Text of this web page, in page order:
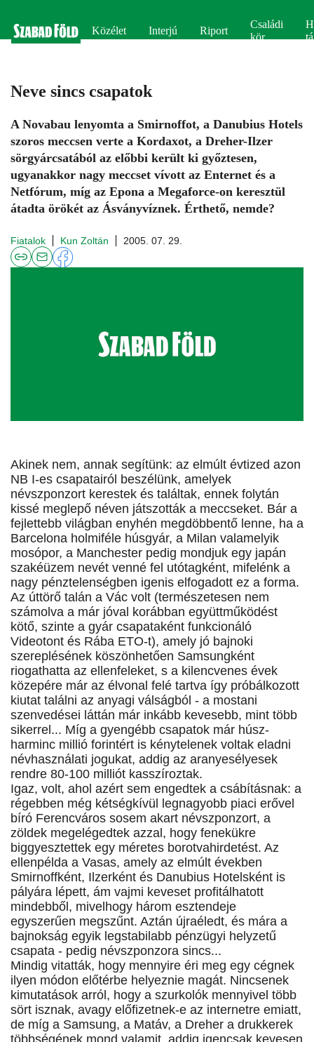
Közélet Interjú Riport
Családi
kör
Neve sincs csapatok
A Novabau lenyomta a Smirnoffot, a Danubius Hotels
szoros meccsen verte a Kordaxot, a Dreher-Ilzer
sörgyárcsatából az előbbi került ki győztesen,
ugyanakkor nagy meccset vívott az Enternet és a
Netfórum, míg az Epona a Megaforce-on keresztül
átadta örökét az Ásványvíznek. Érthető, nemde?
Fiatalok Kun Zoltán 2005. 07. 29.
Akinek nem, annak segítünk: az elmúlt évtized azon
NB I-es csapatairól beszélünk, amelyek
névszponzort kerestek és találtak, ennek folytán
kissé meglepő néven játszották a meccseket. Bár a
fejlettebb világban enyhén megdöbbentő lenne, ha a
Barcelona holmiféle húsgyár, a Milan valamelyik
mosópor, a Manchester pedig mondjuk egy japán
szakéüzem nevét venné fel utótagként, mifelénk a
nagy pénztelenségben igenis elfogadott ez a forma.
Az úttörő talán a Vác volt (természetesen nem
számolva a már jóval korábban együttműködést
kötő, szinte a gyár csapataként funkcionáló
Videotont és Rába ETO-t), amely jó bajnoki
szereplésének köszönhetően Samsungként
riogathatta az ellenfeleket, s a kilencvenes évek
közepére már az élvonal felé tartva így próbálkozott
kiutat találni az anyagi válságból - a mostani
szenvedései láttán már inkább kevesebb, mint több
sikerrel... Míg a gyengébb csapatok már húsz-
harminc millió forintért is kénytelenek voltak eladni
névhasználati jogukat, addig az aranyesélyesek
rendre 80-100 milliót kasszíroztak.
Igaz, volt, ahol azért sem engedtek a csábításnak: a
régebben még kétségkívül legnagyobb piaci erővel
bíró Ferencváros sosem akart névszponzort, a
zöldek megelégedtek azzal, hogy fenekükre
biggyesztettek egy méretes borotvahirdetést. Az
ellenpélda a Vasas, amely az elmúlt években
Smirnoffként, Ilzerként és Danubius Hotelsként is
pályára lépett, ám vajmi keveset profitálhatott
mindebből, mivelhogy három esztendeje
egyszerűen megszűnt. Aztán újraéledt, és mára a
bajnokság egyik legstabilabb pénzügyi helyzetű
csapata - pedig névszponzora sincs...
Mindig vitatták, hogy mennyire éri meg egy cégnek
ilyen módon előtérbe helyeznie magát. Nincsenek
kimutatások arról, hogy a szurkolók mennyivel több
sört isznak, avagy előfizetnek-e az internetre emiatt,
de míg a Samsung, a Matáv, a Dreher a drukkerek